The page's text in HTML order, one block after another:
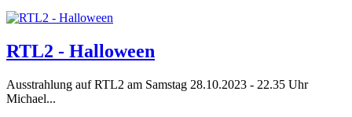
RTL2 - Halloween
Ausstrahlung auf RTL2 am Samstag 28.10.2023 - 22.35 Uhr
Michael...